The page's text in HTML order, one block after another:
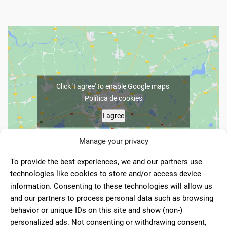
Manage your privacy
To provide the best experiences, we and our partners use
technologies like cookies to store and/or access device
information. Consenting to these technologies will allow us
and our partners to process personal data such as browsing
behavior or unique IDs on this site and show (non-)
personalized ads. Not consenting or withdrawing consent,
Click 'I agree' to enable Google maps
Política de cookies
I agree
Av. de la Libertad, 12, 28917 La Fortuna, Madrid
916117903
Sin web